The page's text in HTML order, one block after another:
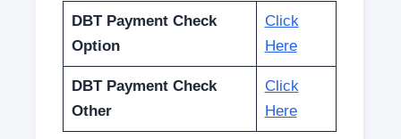
DBT Payment Check
Option
Click
Here
DBT Payment Check
Other
Click
Here